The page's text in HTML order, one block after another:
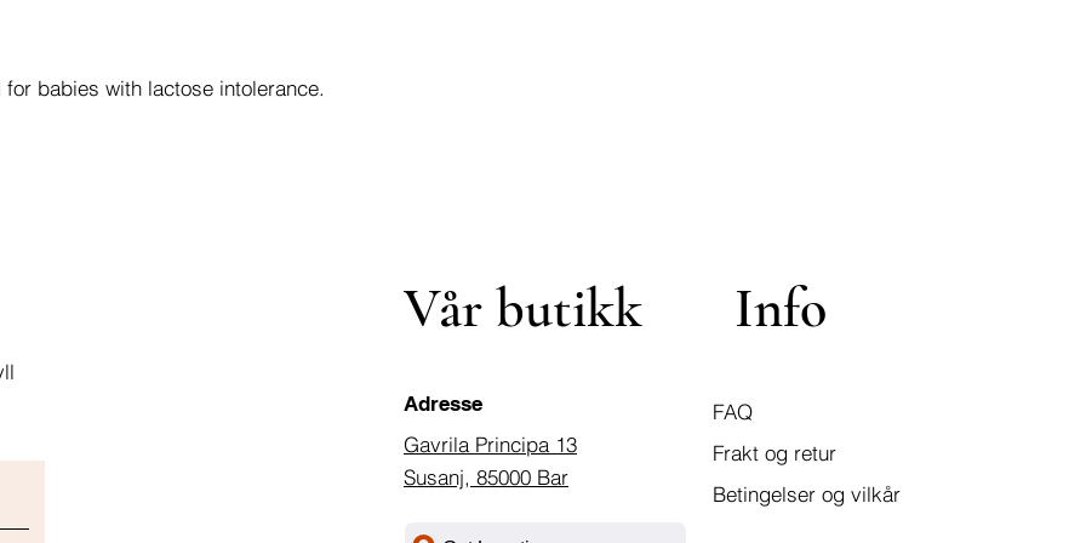
babies with lactose intolerance.
Vår butikk
Adresse
Gavrila Principa 13
Susanj, 85000 Bar
Info
FAQ
Frakt og retur
Betingelser og vilkår